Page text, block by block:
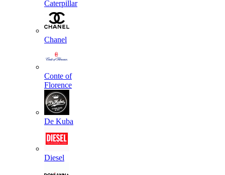
Caterpillar
Chanel
Conte of
Florence
De Kuba
Diesel